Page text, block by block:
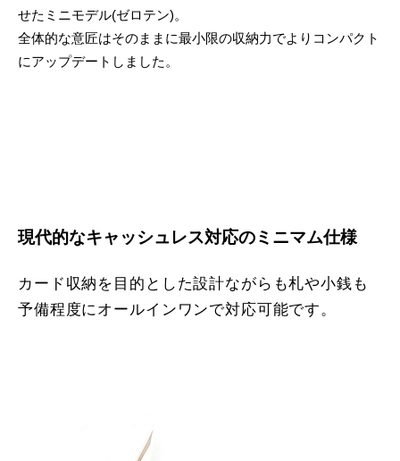
せたミニモデル(ゼロテン)。
全体的な意匠はそのままに最小限の収納力でよりコンパクト
にアップデートしました。
現代的なキャッシュレス対応のミニマム仕様
カード収納を目的とした設計ながらも札や小銭も
予備程度にオールインワンで対応可能です。